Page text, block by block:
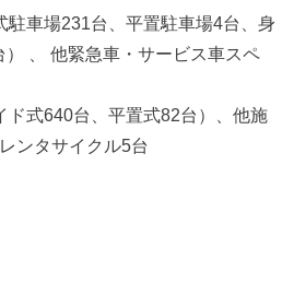
駐車場231台、平置駐車場4台、身
、 他緊急車・サービス車スペ
ド式640台、平置式82台）、他施
ンタサイクル5台